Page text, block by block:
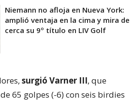
Niemann no afloja en Nueva York:
amplió ventaja en la cima y mira de
cerca su 9º título en LIV Golf
surgió Varner III, que
65 golpes (-6) con seis birdies